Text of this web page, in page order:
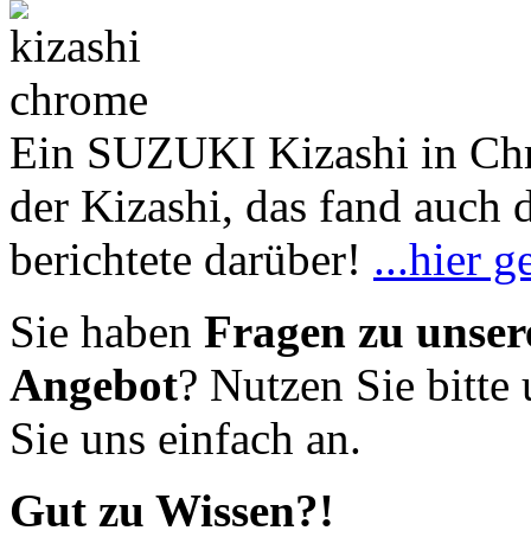
Ein SUZUKI Kizashi in
der Kizashi, das fand
berichtete darüber! ...hier
Sie haben Fragen zu
Angebot? Nutzen Sie bitte
Sie uns einfach an.
Gut zu Wissen?!